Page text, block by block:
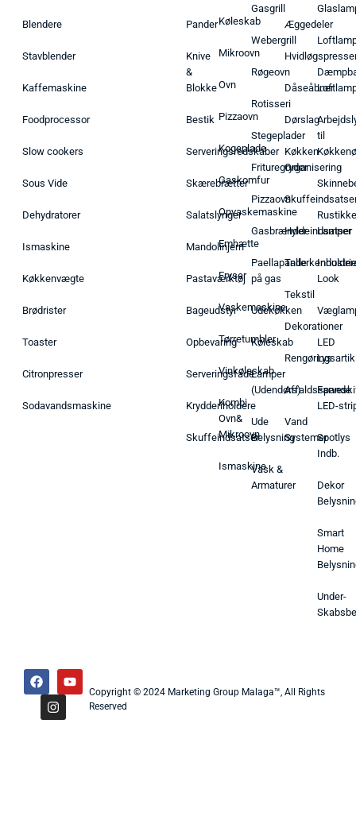
Blendere
Stavblender
Kaffemaskine
Foodprocessor
Slow cookers
Sous Vide
Dehydratorer
Ismaskine
Køkkenvægte
Brødrister
Toaster
Citronpresser
Sodavandsmaskine
Pander
Knive
&
Blokke
Bestik
Serveringsredskaber
Skærebrætter
Salatslynger
Mandolinjern
Pastaværktøj
Bageudstyr
Opbevaring
Serveringsfade
Krydderiholdere
Skuffeindsatser
Køleskab
Mikroovn
Ovn
Pizzaovn
Kogeplade
Gaskomfur
Opvaskemaskine
Emhætte
Fryser
Vaskemaskine
Tørretumbler
Vinkøleskab
Kombi
Ovn&
Mikroovn
Ismaskine
Gasgrill
Webergrill
Røgeovn
Rotisseri
Stegeplader
Frituregryder
Pizzaovn
Gasbrænder
Paellapande
på gas
Udekøkken
Køleskab
Lamper
(Udendørs)
Ude
Belysning
Vask &
Armaturer
Æggedeler
Dåseåbner
Dørslag
Køkken
Organisering
Hyldeindsatser
Tekstil
Dekorationer
Affaldsspande
Vand
Systemer
til
Rustikke
Lamper
Look
LED
Lys
LED-
Spotlys
Indb.
Dekor
Smart
Home
Under-
Copyright © 2024 Marketing Group Malaga™, All Rights
Reserved